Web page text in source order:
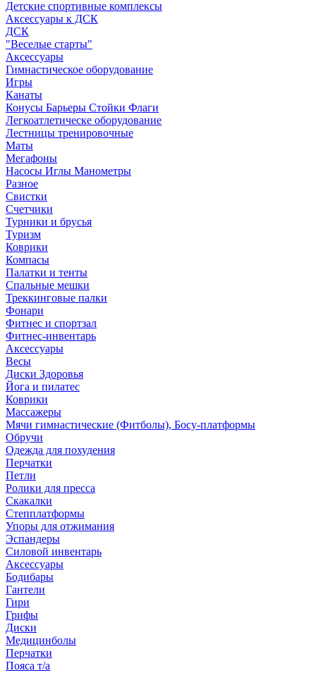
Детские спортивные комплексы
Аксессуары к ДСК
ДСК
"Веселые старты"
Аксессуары
Гимнастическое оборудование
Игры
Канаты
Конусы Барьеры Стойки Флаги
Легкоатлетическе оборудование
Лестницы тренировочные
Маты
Мегафоны
Насосы Иглы Манометры
Разное
Свистки
Счетчики
Турники и брусья
Туризм
Коврики
Компасы
Палатки и тенты
Спальные мешки
Треккинговые палки
Фонари
Фитнес и спортзал
Фитнес-инвентарь
Аксессуары
Весы
Диски Здоровья
Йога и пилатес
Коврики
Массажеры
Мячи гимнастические (Фитболы), Босу-платформы
Обручи
Одежда для похудения
Перчатки
Петли
Ролики для пресса
Скакалки
Степплатформы
Упоры для отжимания
Эспандеры
Силовой инвентарь
Аксессуары
Бодибары
Гантели
Гири
Грифы
Диски
Медицинболы
Перчатки
Пояса т/а